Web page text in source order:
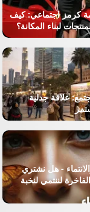
كرمز اجتماعي: كيف
لبناء المكانة؟
علاقة جدلية
- هل نشتري
لننتمي لنخبة